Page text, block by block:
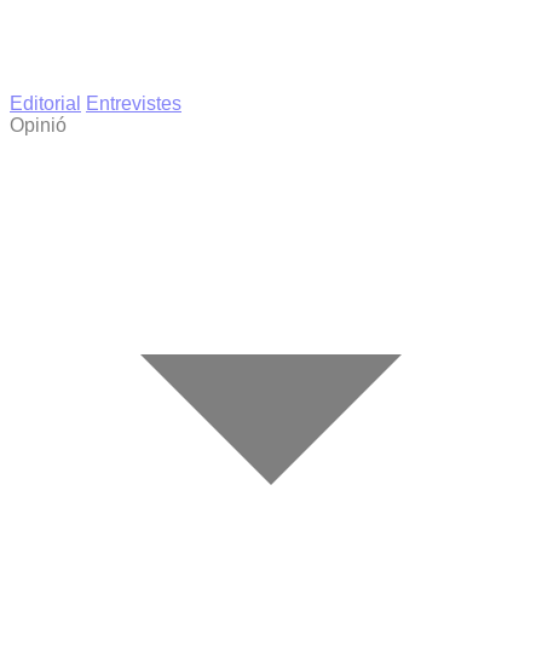
Editorial
Entrevistes
Opinió